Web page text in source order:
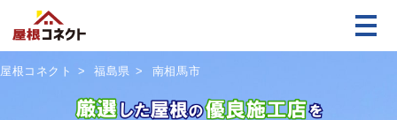
屋根コネクト 福島県 南相馬市